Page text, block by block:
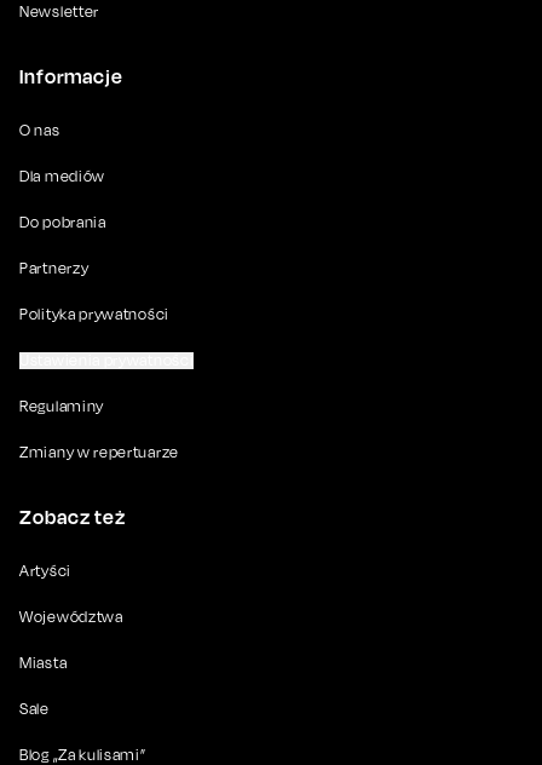
Newsletter
Informacje
O nas
Dla mediów
Do pobrania
Partnerzy
Polityka prywatności
Regulaminy
Zmiany w repertuarze
Zobacz też
Artyści
Województwa
Miasta
Sale
Blog „Za kulisami”